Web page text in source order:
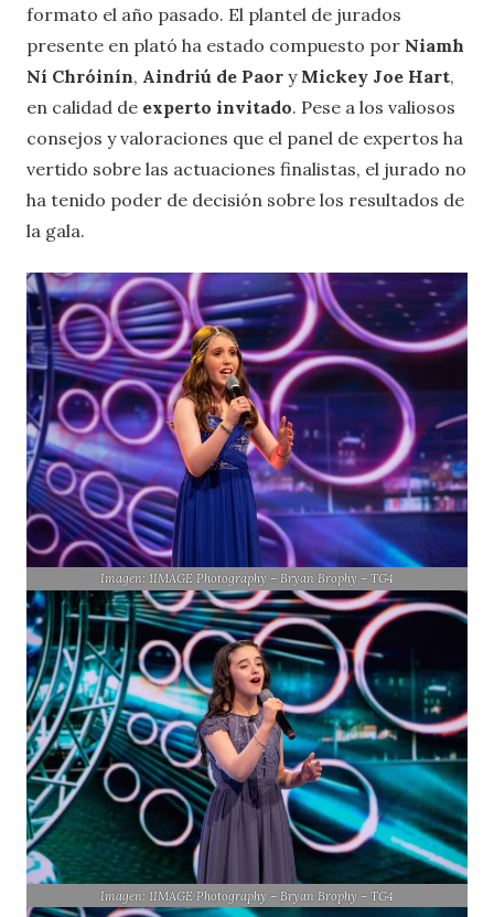
formato el año pasado. El plantel de jurados
presente en plató ha estado compuesto por Niamh
Ní Chróinín, Aindriú de Paor y Mickey Joe Hart,
en calidad de experto invitado. Pese a los valiosos
consejos y valoraciones que el panel de expertos ha
vertido sobre las actuaciones finalistas, el jurado no
ha tenido poder de decisión sobre los resultados de
la gala.
Imagen: 1IMAGE Photography – Bryan Brophy – TG4
Imagen: 1IMAGE Photography – Bryan Brophy – TG4